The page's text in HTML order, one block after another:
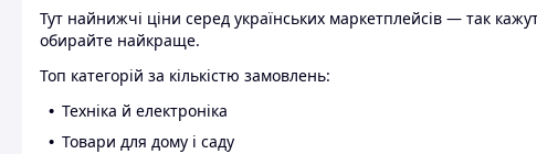
Тут найнижчі ціни серед українських маркетплейсів — так
обирайте найкраще.
Топ категорій за кількістю замовлень:
Техніка й електроніка
Товари для дому і саду